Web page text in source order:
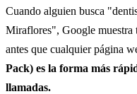
Cuando alguien busca
Miraflores", Google muestra
antes que cualquier página
Pack) es la forma más
llamadas.